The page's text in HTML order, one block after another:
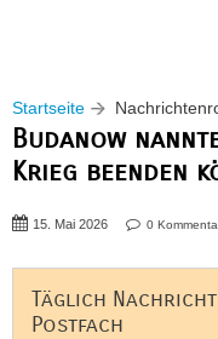
Startseite
Budanow
Krieg beenden
15. Mai 2026 0
Täglich
Postfach